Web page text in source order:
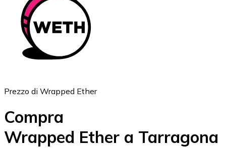
Ethereum
ETH
Prezzo di Wrapped Ether
Compra
Wrapped Ether a Tarragona